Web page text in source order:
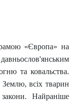
«Європа» на
та ковальства.
всіх тварин
Найраніше